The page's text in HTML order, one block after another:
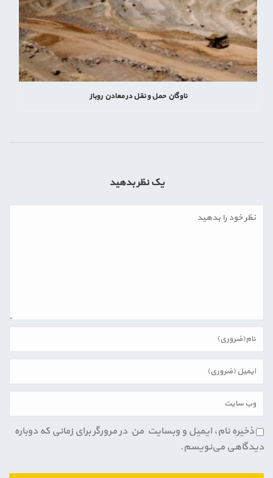
ناوگان حمل و نقل در معادن روباز
یک نظر بدهید
ذخیره نام، ایمیل و وبسایت من در مرورگر برای زمانی که دوباره
دیدگاهی می‌نویسم.